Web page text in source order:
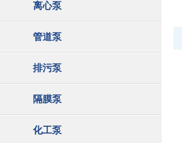
离心泵
管道泵
排污泵
隔膜泵
化工泵